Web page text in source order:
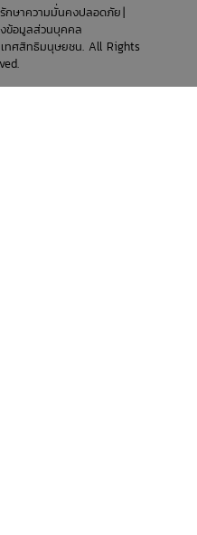
กษาความมั่นคงปลอดภัย
ข้อมูลส่วนบุคคล
ทศสิทธิมนุษยชน. All Rights